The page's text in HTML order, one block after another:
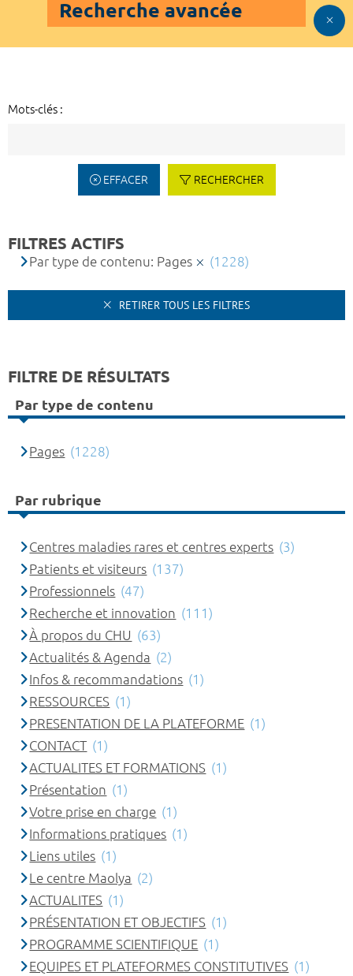
Recherche avancée
Mots-clés :
EFFACER RECHERCHER
FILTRES ACTIFS
Par type de contenu: Pages (1228)
RETIRER TOUS LES FILTRES
FILTRE DE RÉSULTATS
Par type de contenu
Pages (1228)
Par rubrique
Centres maladies rares et centres experts (3)
Patients et visiteurs (137)
Professionnels (47)
Recherche et innovation (111)
À propos du CHU (63)
Actualités & Agenda (2)
Infos & recommandations (1)
RESSOURCES (1)
PRESENTATION DE LA PLATEFORME (1)
CONTACT (1)
ACTUALITES ET FORMATIONS (1)
Présentation (1)
Votre prise en charge (1)
Informations pratiques (1)
Liens utiles (1)
Le centre Maolya (2)
ACTUALITES (1)
PRÉSENTATION ET OBJECTIFS (1)
PROGRAMME SCIENTIFIQUE (1)
EQUIPES ET PLATEFORMES CONSTITUTIVES (1)